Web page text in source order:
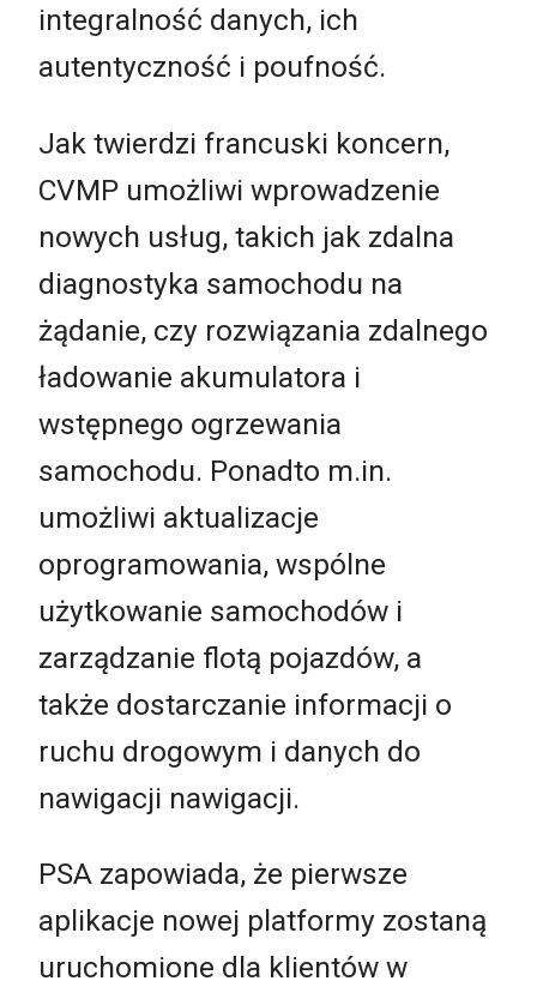
integralność danych, ich
autentyczność i poufność.
Jak twierdzi francuski koncern,
CVMP umożliwi wprowadzenie
nowych usług, takich jak zdalna
diagnostyka samochodu na
żądanie, czy rozwiązania zdalnego
ładowanie akumulatora i
wstępnego ogrzewania
samochodu. Ponadto m.in.
umożliwi aktualizacje
oprogramowania, wspólne
użytkowanie samochodów i
zarządzanie flotą pojazdów, a
także dostarczanie informacji o
ruchu drogowym i danych do
nawigacji nawigacji.
PSA zapowiada, że pierwsze
aplikacje nowej platformy zostaną
uruchomione dla klientów w